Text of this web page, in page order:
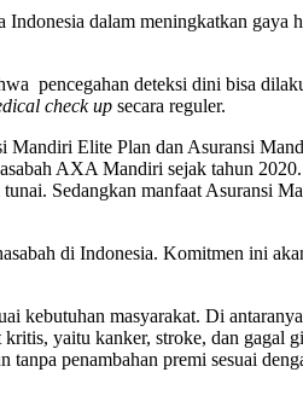
dalam meningkatkan
pencegahan deteksi dini bisa
check up secara reguler.
Elite Plan dan Asuransi
AXA Mandiri sejak tahun
Sedangkan manfaat Asuransi
di Indonesia. Komitmen ini
kebutuhan masyarakat. Di
yaitu kanker, stroke, dan
penambahan premi sesuai